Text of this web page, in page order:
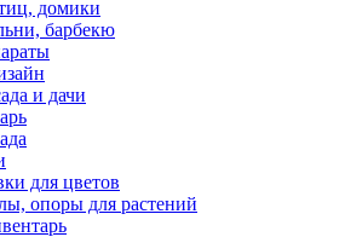
домики
барбекю
и дачи
для цветов
опоры для растений